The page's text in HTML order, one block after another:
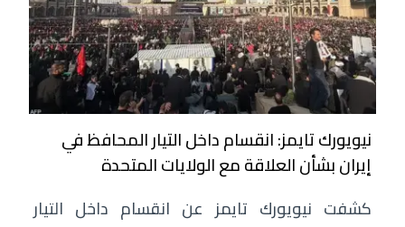
نيويورك تايمز: انقسام داخل التيار المحافظ في
إيران بشأن العلاقة مع الولايات المتحدة
كشفت نيويورك تايمز عن انقسام داخل التيار